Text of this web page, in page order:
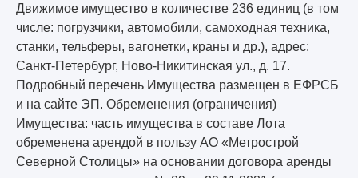
Движимое имущество в количестве 236 единиц (в том
числе: погрузчики, автомобили, самоходная техника,
станки, тельферы, вагонетки, краны и др.), адрес:
Санкт-Петербург, Ново-Никитинская ул., д. 17.
Подробный перечень Имущества размещен в ЕФРСБ
и на сайте ЭП. Обременения (ограничения)
Имущества: часть имущества в составе Лота
обременена арендой в пользу АО «Метрострой
Северной Столицы» на основании договора аренды